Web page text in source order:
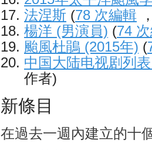
法涅斯 (78 次編輯
楊洋 (男演員) (74
颱風杜鵑 (2015年) (
中国大陆电视剧列
作者)
新條目
在過去一週內建立的十